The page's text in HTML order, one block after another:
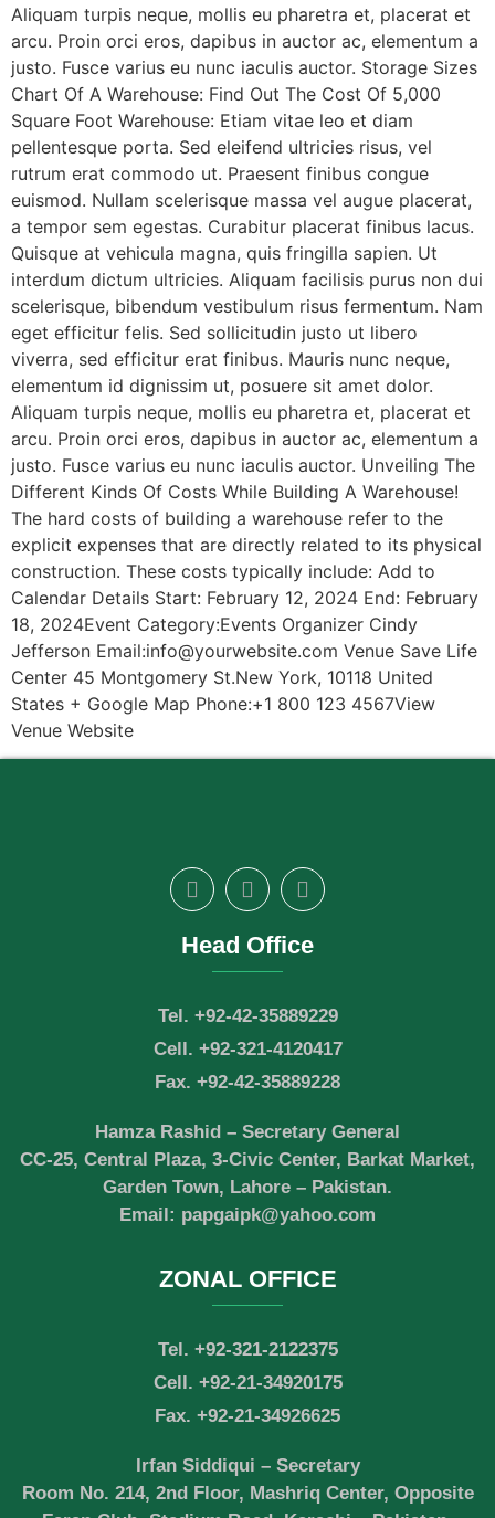
Aliquam turpis neque, mollis eu pharetra et, placerat et
arcu. Proin orci eros, dapibus in auctor ac, elementum a
justo. Fusce varius eu nunc iaculis auctor. Storage Sizes
Chart Of A Warehouse: Find Out The Cost Of 5,000
Square Foot Warehouse: Etiam vitae leo et diam
pellentesque porta. Sed eleifend ultricies risus, vel
rutrum erat commodo ut. Praesent finibus congue
euismod. Nullam scelerisque massa vel augue placerat,
a tempor sem egestas. Curabitur placerat finibus lacus.
Quisque at vehicula magna, quis fringilla sapien. Ut
interdum dictum ultricies. Aliquam facilisis purus non dui
scelerisque, bibendum vestibulum risus fermentum. Nam
eget efficitur felis. Sed sollicitudin justo ut libero
viverra, sed efficitur erat finibus. Mauris nunc neque,
elementum id dignissim ut, posuere sit amet dolor.
Aliquam turpis neque, mollis eu pharetra et, placerat et
arcu. Proin orci eros, dapibus in auctor ac, elementum a
justo. Fusce varius eu nunc iaculis auctor. Unveiling The
Different Kinds Of Costs While Building A Warehouse!
The hard costs of building a warehouse refer to the
explicit expenses that are directly related to its physical
construction. These costs typically include: Add to
Calendar Details Start: February 12, 2024 End: February
18, 2024Event Category:Events Organizer Cindy
Jefferson Email:info@yourwebsite.com Venue Save Life
Center 45 Montgomery St.New York, 10118 United
States + Google Map Phone:+1 800 123 4567View
Venue Website
Head Office
Tel. +92-42-35889229
Cell. +92-321-4120417
Fax. +92-42-35889228
Hamza Rashid – Secretary General
CC-25, Central Plaza, 3-Civic Center, Barkat Market,
Garden Town, Lahore – Pakistan.
Email: papgaipk@yahoo.com
ZONAL OFFICE
Tel. +92-321-2122375
Cell. +92-21-34920175
Fax. +92-21-34926625
Irfan Siddiqui – Secretary
Room No. 214, 2nd Floor, Mashriq Center, Opposite